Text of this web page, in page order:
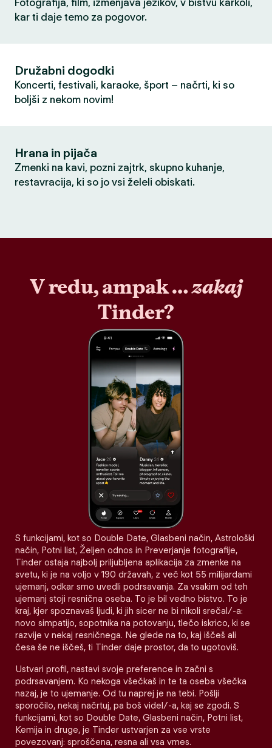
Fotografija, film, izmenjava jezikov, v bistvu karkoli,
kar ti daje temo za pogovor.
Družabni dogodki
Koncerti, festivali, karaoke, šport – načrti, ki so
boljši z nekom novim!
Hrana in pijača
Zmenki na kavi, pozni zajtrk, skupno kuhanje,
restavracija, ki so jo vsi želeli obiskati.
V redu, ampak …zakaj
Tinder?
S funkcijami, kot so Double Date, Glasbeni način, Astrološki
način, Potni list, Željen odnos in Preverjanje fotografije,
Tinder ostaja najbolj priljubljena aplikacija za zmenke na
svetu, ki je na voljo v 190 državah, z več kot 55 milijardami
ujemanj, odkar smo uvedli podrsavanja. Za vsakim od teh
ujemanj stoji resnična oseba. To je bil vedno bistvo. To je
kraj, kjer spoznavaš ljudi, ki jih sicer ne bi nikoli srečal/-a:
novo simpatijo, sopotnika na potovanju, tlečo iskrico, ki se
razvije v nekaj resničnega. Ne glede na to, kaj iščeš ali
česa še ne iščeš, ti Tinder daje prostor, da to ugotoviš.
Ustvari profil, nastavi svoje preference in začni s
podrsavanjem. Ko nekoga všečkaš in te ta oseba všečka
nazaj, je to ujemanje. Od tu naprej je na tebi. Pošlji
sporočilo, nekaj načrtuj, pa boš videl/-a, kaj se zgodi. S
funkcijami, kot so Double Date, Glasbeni način, Potni list,
Kemija in druge, je Tinder ustvarjen za vse vrste
povezovanj: sproščena, resna ali vsa vmes.